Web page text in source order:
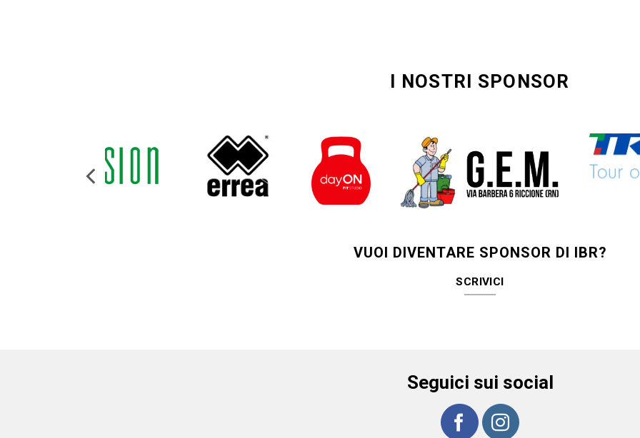
I NOSTRI SPONSOR
VUOI DIVENTARE SPONSOR DI IBR?
SCRIVICI
Seguici sui social